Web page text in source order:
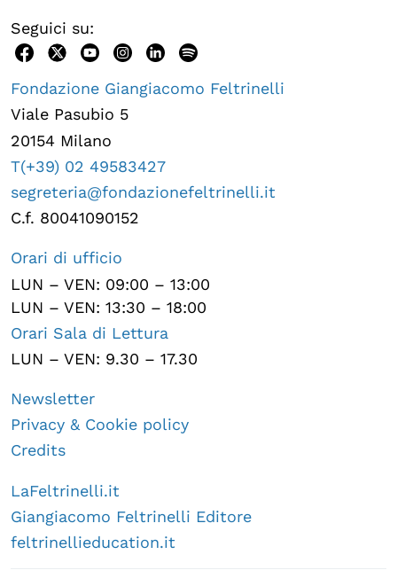
Seguici su:
Fondazione Giangiacomo Feltrinelli
Viale Pasubio 5
20154 Milano
T(+39) 02 49583427
segreteria@fondazionefeltrinelli.it
C.f. 80041090152
Orari di ufficio
LUN – VEN: 09:00 – 13:00
LUN – VEN: 13:30 – 18:00
Orari Sala di Lettura
LUN – VEN: 9.30 – 17.30
Newsletter
Privacy & Cookie policy
Credits
LaFeltrinelli.it
Giangiacomo Feltrinelli Editore
feltrinellieducation.it